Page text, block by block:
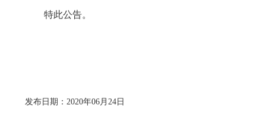
特此公告。
发布日期：2020年06月24日